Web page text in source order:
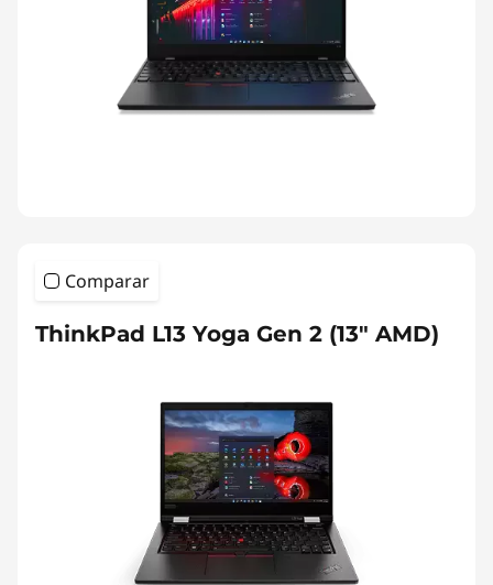
Comparar
ThinkPad L13 Yoga Gen 2 (13" AMD)